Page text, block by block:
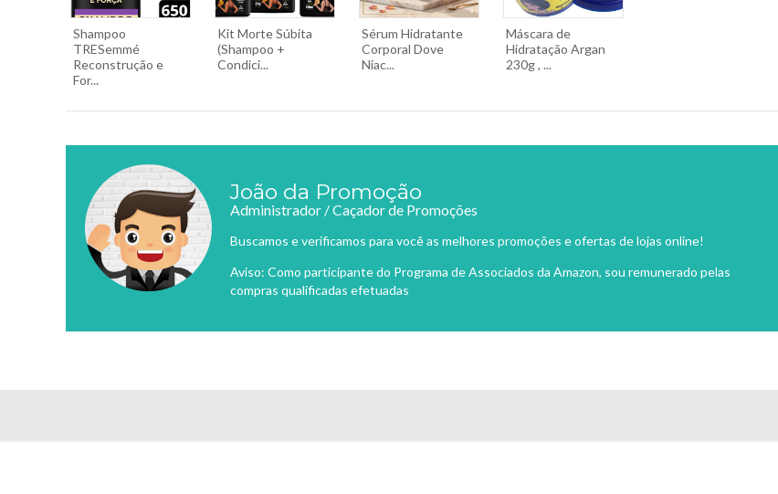
Shampoo
TRESemmé
Reconstrução e
For...
Kit Morte Súbita
(Shampoo +
Condici...
Sérum Hidratante
Corporal Dove
Niac...
Máscara de
Hidratação Argan
230g , ...
João da Promoção
Administrador / Caçador de Promoções
Buscamos e verificamos para você as melhores promoções e ofertas de lojas online!
Aviso: Como participante do Programa de Associados da Amazon, sou remunerado pelas
compras qualificadas efetuadas